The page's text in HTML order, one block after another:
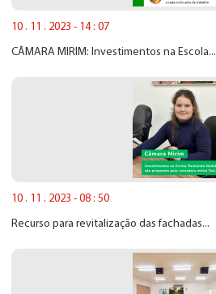
10 . 11 . 2023 - 14 : 07
CÂMARA MIRIM: Investimentos na Escola...
10 . 11 . 2023 - 08 : 50
Recurso para revitalização das fachadas...